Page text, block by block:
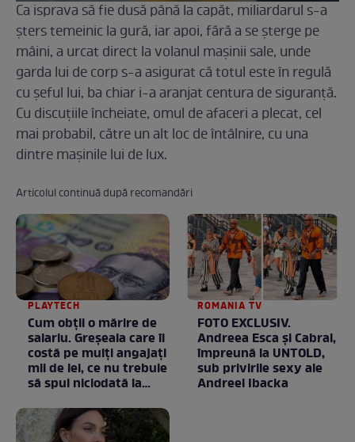
Ca isprava să fie dusă până la capăt, miliardarul s-a
şters temeinic la gură, iar apoi, fără a se şterge pe
mâini, a urcat direct la volanul maşinii sale, unde
garda lui de corp s-a asigurat că totul este în regulă
cu şeful lui, ba chiar i-a aranjat centura de siguranţă.
Cu discuţiile încheiate, omul de afaceri a plecat, cel
mai probabil, către un alt loc de întâlnire, cu una
dintre maşinile lui de lux.
Articolul continuă după recomandări
PLAYTECH
Cum obții o mărire de
salariu. Greșeala care îi
costă pe mulți angajați
mii de lei, ce nu trebuie
să spui niciodată la
ROMANIA TV
FOTO EXCLUSIV.
Andreea Esca şi Cabral,
împreună la UNTOLD,
sub privirile sexy ale
Andreei Ibacka